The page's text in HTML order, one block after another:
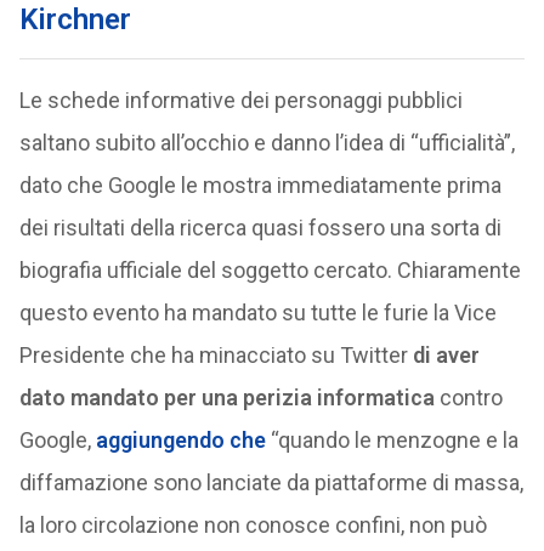
Kirchner
Le schede informative dei personaggi pubblici
saltano subito all’occhio e danno l’idea di “ufficialità”,
dato che Google le mostra immediatamente prima
dei risultati della ricerca quasi fossero una sorta di
biografia ufficiale del soggetto cercato. Chiaramente
questo evento ha mandato su tutte le furie la Vice
Presidente che ha minacciato su Twitter di aver
dato mandato per una perizia informatica contro
Google, aggiungendo che“quando le menzogne e la
diffamazione sono lanciate da piattaforme di massa,
la loro circolazione non conosce confini, non può